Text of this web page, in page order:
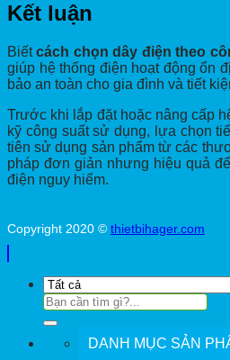
Kết luận
Biếtcách chọn dây điện theo
giúp hệ thống điện hoạt động ổn
bảo an toàn cho gia đình và tiết
Trước khi lắp đặt hoặc nâng cấp
kỹ công suất sử dụng, lựa chọn
tiên sử dụng sản phẩm từ các
pháp đơn giản nhưng hiệu quả
điện nguy hiểm.
Copyright 2020 © thietbihager.com
Tìm
DANH MỤC SẢN